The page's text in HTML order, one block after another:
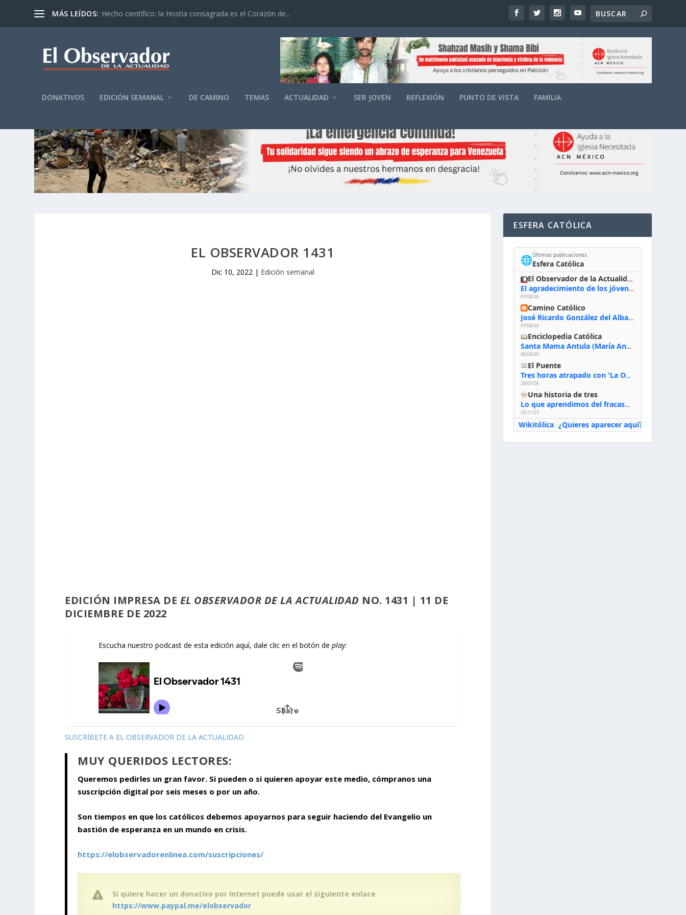
MÁS LEÍDOS: Hecho científico: la Hostia consagrada es el Corazón de...
DONATIVOS EDICIÓN SEMANAL DE CAMINO TEMAS ACTUALIDAD SER JOVEN REFLEXIÓN PUNTO DE VISTA FAMILIA
EL OBSERVADOR 1431
Dic 10, 2022| Edición semanal
EDICIÓN IMPRESA DE EL OBSERVADOR DE LA ACTUALIDAD NO. 1431 | 11 DE
DICIEMBRE DE 2022
Escucha nuestro podcast de esta edición aquí, dale clic en el botón deplay:
SUSCRÍBETE A EL OBSERVADOR DE LA ACTUALIDAD
MUY QUERIDOS LECTORES:
Queremos pedirles un gran favor. Si pueden o si quieren apoyar este medio, cómpranos una
suscripción digital por seis meses o por un año.
Son tiempos en que los católicos debemos apoyarnos para seguir haciendo del Evangelio un
bastión de esperanza en un mundo en crisis.
https://elobservadorenlinea.com/suscripciones/
Si quiere hacer un donativo por Internet puede usar el siguiente enlace
https://www.paypal.me/elobservador
ESFERA CATÓLICA
🌐Últimas publicaciones
Esfera Católica
El Observador de la Actualidad
El agradecimiento de los jóvenes al Papa: «Hoy nos sentimos Iglesia»
07/08/26
Camino Católico
José Ricardo González del Alba, artista sacro: «Yo oro, hablo con Dios, le pido al Espíritu Santo su inspiración y siempre pinto rezando el rosario para que sea Él quien actúe a través de mis manos»
07/08/26
Enciclopedia Católica
Santa Mama Antula (María Antonia de Paz y Figueroa)
06/08/26
El Puente
Tres horas atrapado con 'La Odisea' de Nolan
28/07/26
Una historia de tres
Lo que aprendimos del fracaso al emprender
25/11/23
Wikitólica· ¿Quieres aparecer aquí?